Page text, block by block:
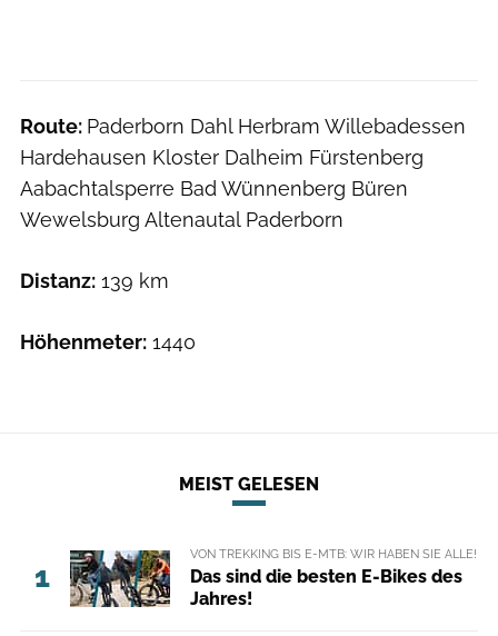
Route: Paderborn Dahl Herbram Willebadessen
Hardehausen Kloster Dalheim Fürstenberg
Aabachtalsperre Bad Wünnenberg Büren
Wewelsburg Altenautal Paderborn
Distanz: 139 km
Höhenmeter: 1440
MEIST GELESEN
1
VON TREKKING BIS E-MTB: WIR HABEN SIE ALLE!
Das sind die besten E-Bikes des
Jahres!